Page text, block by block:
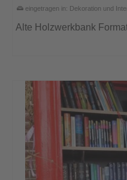
eingetragen in: Dekoration und
Alte Holzwerkbank